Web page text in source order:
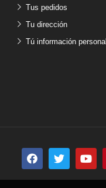
Tus pedidos
Tu dirección
Tú información personal